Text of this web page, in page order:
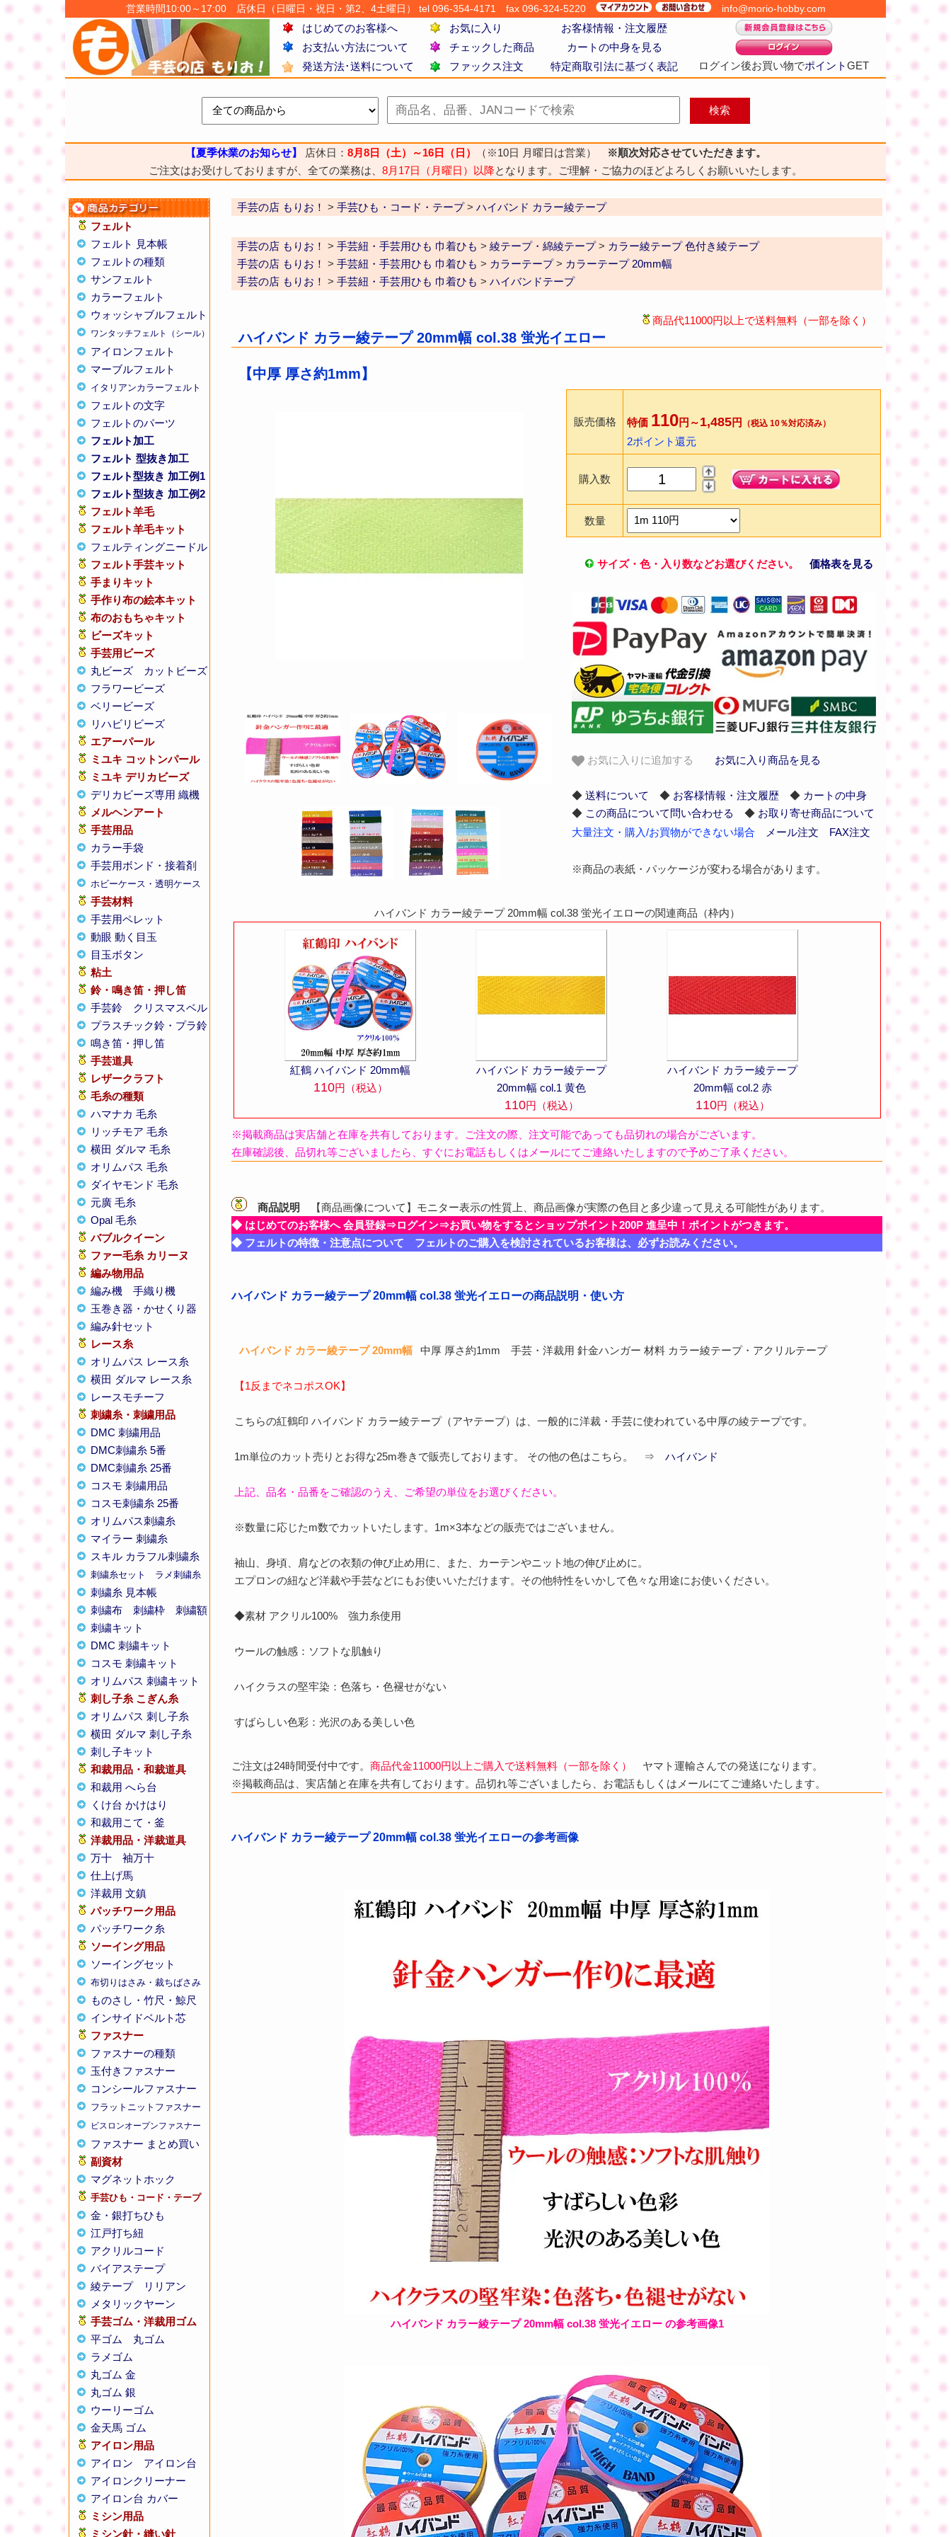
営業時間10:00～17:00 店休日（日曜日・祝日・第2、4土曜日） tel 096-354-4171 fax 096-324-5220 info@morio-hobby.com
はじめてのお客様へ お気に入り お客様情報・注文履歴
ログイン後お買い物でポイントGET
お支払い方法について チェックした商品
カートの中身を見る
発送方法･送料について
ファックス注文 特定商取引法に基づく表記
【夏季休業のお知らせ】 店休日： 8月8日（土）～16日（日） （※10日 月曜日は営業）
※順次対応させていただきます。
ご注文はお受けしておりますが、全ての業務は、 8月17日（月曜日）以降となります。ご理解・ご協力のほどよろしくお願いいたします。
フェルト
フェルト 見本帳
フェルトの種類
サンフェルト
カラーフェルト
ウォッシャブルフェルト
ワンタッチフェルト（シール）
アイロンフェルト
マーブルフェルト
イタリアンカラーフェルト
フェルトの文字
フェルトのパーツ
フェルト加工
フェルト 型抜き加工
フェルト型抜き 加工例1
フェルト型抜き 加工例2
フェルト羊毛
フェルト羊毛キット
フェルティングニードル
フェルト手芸キット
手まりキット
手作り布の絵本キット
布のおもちゃキット
ビーズキット
手芸用ビーズ
丸ビーズ
カットビーズ
フラワービーズ
ベリービーズ
リハビリビーズ
エアーパール
ミユキ コットンパール
ミユキ デリカビーズ
デリカビーズ専用 織機
メルヘンアート
手芸用品
カラー手袋
手芸用ボンド・接着剤
ホビーケース・透明ケース
手芸材料
手芸用ペレット
動眼 動く目玉
目玉ボタン
粘土
鈴・鳴き笛・押し笛
手芸鈴
クリスマスベル
プラスチック鈴・プラ鈴
鳴き笛・押し笛
手芸道具
レザークラフト
毛糸の種類
ハマナカ 毛糸
リッチモア 毛糸
横田 ダルマ 毛糸
オリムパス 毛糸
ダイヤモンド 毛糸
元廣 毛糸
Opal 毛糸
バブルクイーン
ファー毛糸 カリーヌ
編み物用品
編み機
手織り機
玉巻き器・かせくり器
編み針セット
レース糸
オリムパス レース糸
横田 ダルマ レース糸
レースモチーフ
刺繍糸・刺繍用品
DMC 刺繍用品
DMC刺繍糸 5番
DMC刺繍糸 25番
コスモ 刺繍用品
コスモ刺繍糸 25番
オリムパス刺繍糸
マイラー 刺繍糸
スキル カラフル刺繍糸
刺繍糸セット ラメ刺繍糸
刺繍糸 見本帳
刺繍布
刺繍枠
刺繍額
刺繍キット
DMC 刺繍キット
コスモ 刺繍キット
オリムパス 刺繍キット
刺し子糸 こぎん糸
オリムパス 刺し子糸
横田 ダルマ 刺し子糸
刺し子キット
和裁用品・和裁道具
和裁用 へら台
くけ台 かけはり
和裁用こて・釜
洋裁用品・洋裁道具
万十
袖万十
仕上げ馬
洋裁用 文鎮
パッチワーク用品
パッチワーク糸
ソーイング用品
ソーイングセット
布切りはさみ・裁ちばさみ
ものさし・竹尺・鯨尺
インサイドベルト芯
ファスナー
ファスナーの種類
玉付きファスナー
コンシールファスナー
フラットニットファスナー
ビスロンオープンファスナー
ファスナー まとめ買い
副資材
マグネットホック
手芸ひも・コード・テープ
金・銀打ちひも
江戸打ち紐
アクリルコード
バイアステープ
綾テープ
リリアン
メタリックヤーン
手芸ゴム・洋裁用ゴム
平ゴム
丸ゴム
ラメゴム
丸ゴム 金
丸ゴム 銀
ウーリーゴム
金天馬 ゴム
アイロン用品
アイロン
アイロン台
アイロンクリーナー
アイロン台 カバー
ミシン用品
ミシン針・縫い針
手芸の店 もりお！ > 手芸ひも・コード・テープ> ハイバンド カラー綾テープ
手芸の店 もりお！ > 手芸紐・手芸用ひも 巾着ひも > 綾テープ・綿綾テープ> カラー綾テープ 色付き綾テープ
手芸の店 もりお！ > 手芸紐・手芸用ひも 巾着ひも > カラーテープ> カラーテープ 20mm幅
手芸の店 もりお！ > 手芸紐・手芸用ひも 巾着ひも > ハイバンドテープ
商品代11000円以上で送料無料（一部を除く）
ハイバンド カラー綾テープ 20mm幅 col.38 蛍光イエロー
【中厚 厚さ約1mm】
販売価格 特価 110円～1,485円 （税込 10％対応済み）
2ポイント還元
購入数
数量
サイズ・色・入り数などお選びください。 価格表を見る
お気に入りに追加する お気に入り商品を見る
◆ 送料について ◆ お客様情報・注文履歴◆ カートの中身
◆ この商品について問い合わせる ◆ お取り寄せ商品について
大量注文・購入/お買物ができない場合
メール注文 FAX注文
※商品の表紙・パッケージが変わる場合があります。
ハイバンド カラー綾テープ 20mm幅 col.38 蛍光イエローの関連商品（枠内）
紅鶴 ハイバンド 20mm幅
110円（税込）
ハイバンド カラー綾テープ
20mm幅 col.1 黄色
110円（税込）
ハイバンド カラー綾テープ
20mm幅 col.2 赤
110円（税込）
※掲載商品は実店舗と在庫を共有しております。ご注文の際、注文可能であっても品切れの場合がございます。
在庫確認後、品切れ等ございましたら、すぐにお電話もしくはメールにてご連絡いたしますので予めご了承ください。
商品説明
【商品画像について】モニター表示の性質上、商品画像が実際の色目と多少違って見える可能性があります。
◆ はじめてのお客様へ 会員登録⇒ログイン⇒お買い物をするとショップポイント200P 進呈中！ポイントがつきます。
◆ フェルトの特徴・注意点について フェルトのご購入を検討されているお客様は、必ずお読みください。
ハイバンド カラー綾テープ 20mm幅 col.38 蛍光イエローの商品説明・使い方
ハイバンド カラー綾テープ 20mm幅 中厚 厚さ約1mm 手芸・洋裁用 針金ハンガー 材料 カラー綾テープ・アクリルテープ
【1反までネコポスOK】
こちらの紅鶴印 ハイバンド カラー綾テープ（アヤテープ）は、一般的に洋裁・手芸に使われている中厚の綾テープです。
1m単位のカット売りとお得な25m巻きで販売しております。 その他の色はこちら。 ⇒ ハイバンド
上記、品名・品番をご確認のうえ、ご希望の単位をお選びください。
※数量に応じたm数でカットいたします。1m×3本などの販売ではございません。
袖山、身頃、肩などの衣類の伸び止め用に、また、カーテンやニット地の伸び止めに。
エプロンの紐など洋裁や手芸などにもお使いいただけます。その他特性をいかして色々な用途にお使いください。
◆素材 アクリル100% 強力糸使用
ウールの触感：ソフトな肌触り
ハイクラスの堅牢染：色落ち・色褪せがない
すばらしい色彩：光沢のある美しい色
ご注文は24時間受付中です。 商品代金11000円以上ご購入で送料無料（一部を除く）
ヤマト運輸さんでの発送になります。
※掲載商品は、実店舗と在庫を共有しております。品切れ等ございましたら、お電話もしくはメールにてご連絡いたします。
ハイバンド カラー綾テープ 20mm幅 col.38 蛍光イエローの参考画像
ハイバンド カラー綾テープ 20mm幅 col.38 蛍光イエロー の参考画像1